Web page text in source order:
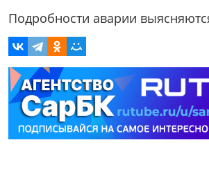
Подробности аварии